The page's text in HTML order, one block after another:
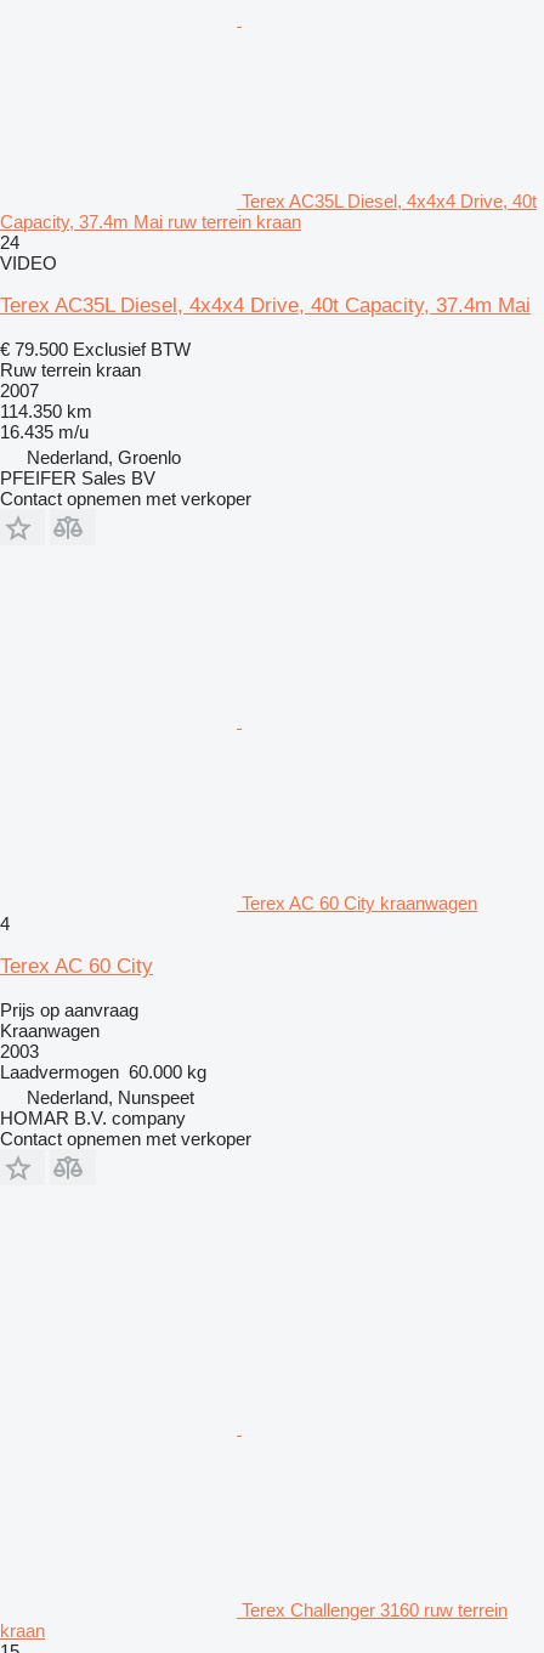
Terex AC35L Diesel, 4x4x4 Drive, 40t
Capacity, 37.4m Mai ruw terrein kraan
24
VIDEO
Terex AC35L Diesel, 4x4x4 Drive, 40t Capacity, 37.4m Mai
€ 79.500 Exclusief BTW
Ruw terrein kraan
2007
114.350 km
16.435 m/u
Nederland, Groenlo
PFEIFER Sales BV
Contact opnemen met verkoper
Terex AC 60 City kraanwagen
4
Terex AC 60 City
Prijs op aanvraag
Kraanwagen
2003
Laadvermogen 60.000 kg
Nederland, Nunspeet
HOMAR B.V. company
Contact opnemen met verkoper
Terex Challenger 3160 ruw terrein
kraan